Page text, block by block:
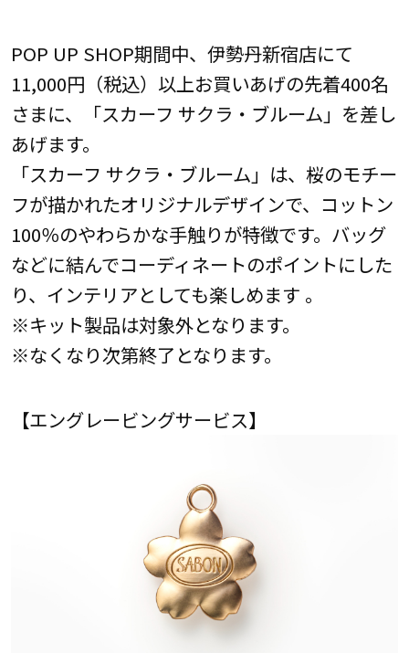
POP UP SHOP期間中、伊勢丹新宿店にて
11,000円（税込）以上お買いあげの先着400名
さまに、「スカーフ サクラ・ブルーム」を差し
あげます。
「スカーフ サクラ・ブルーム」は、桜のモチー
フが描かれたオリジナルデザインで、コットン
100％のやわらかな手触りが特徴です。バッグ
などに結んでコーディネートのポイントにした
り、インテリアとしても楽しめます 。
※キット製品は対象外となります。
※なくなり次第終了となります。
【エングレービングサービス】